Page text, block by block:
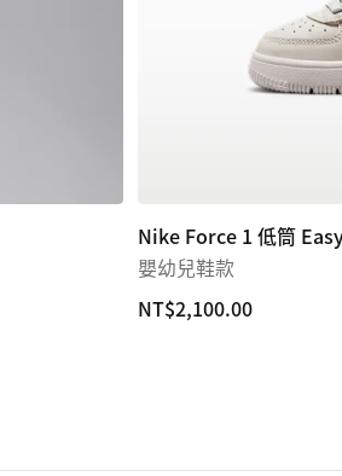
Nike Force 1 低筒
嬰幼兒鞋款
NT$2,100.00
NT$2,100.00